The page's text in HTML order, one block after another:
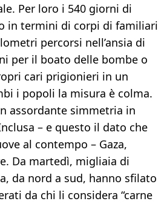
Per loro i 540 giorni di
in termini di corpi di familiari
percorsi nell’ansia di
per il boato delle bombe o
cari prigionieri in un
i popoli la misura è colma.
assordante simmetria in
– e questo il dato che
al contempo – Gaza,
Da martedì, migliaia di
da nord a sud, hanno sfilato
da chi li considera “carne